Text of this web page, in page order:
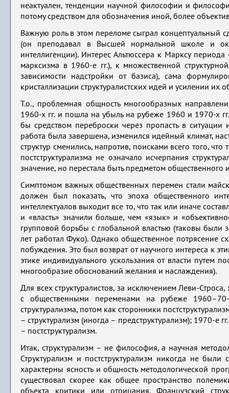
неактуален, тенденции научной философии и
потому средством для обозначения иной, более
Важную роль в этом переломе сыграл концептуальный
(он преподавал в Высшей нормальной школе и
интеллигенции). Интерес Альтюссера к Марксу
марксизма в 1960-е гг.), к множественной
зависимости надстройки от базиса), сама
кристаллизации структуралистских идей и усилении их
Т.о., проблемная общность многообразных
1960-х гг. и пошла на убыль на рубеже 1960 и 1970-х
бы средством переброски через пропасть в ситуации
работа была завершена, изменился идейный климат,
структур сменились, напротив, поисками всего того,
постструктурализма не означало исчерпания
значение, но перестала быть предметом общественного
Симптомом важных общественных перемен стали
должен был показать, что эпоха общественного
интеллектуалов выходит все то, что так или иначе
и «власть» значили больше, чем «язык» и
групповой борьбы с глобальной властью (таковы
лет работал Фуко). Однако общественное потрясение
побуждения. Это был возврат от научного интереса к
этике индивидуального ускользания от власти путем
многообразие обоснований желания и наслаждения).
Для всех структуралистов, за исключением Леви-
с общественными переменами на рубеже
структурализма, потом как сторонники
– структурализм (иногда – предструктурализм); 1970-е
– постструктурализм.
Итак, структурализм – не философия, а научная
Структурализм и постструктурализм никогда не
характерны ясность и общность методологической
существовал скорее как общее пространство